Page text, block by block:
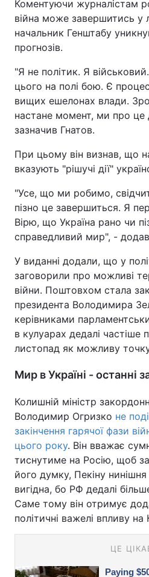
Коментуючи журналістам
війна може завершитись у
начальник Генштабу
прогнозів.
"Я не політик. Я
цього на полі бою. Є
вищих ешелонах влади.
настане момент, ми про це
зазначив Гнатов.
При цьому він визнав, що
вказують "рішучі дії"
"Усе, що ми робимо,
пізно це завершиться. Я
Вірю, що Україна рано чи
справедливий мир", -
У виданні додали, що у
заговорили про можливі
війни. Поштовхом стала
президента Володимира
керівниками
в кулуарах дедалі частіше
листопад як можливу
Мир в Україні - останні
Колишній міністр
Володимир Огризко не
закінчення гарячої фази
цього року. Він вважає
тиснутиме на Росію, щоб
його думку, Пекіну нинішня
вигідна, бо РФ дедалі
Саме тому він отримує
політичні важелі впливу